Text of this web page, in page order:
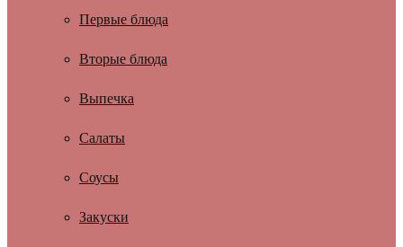
Первые блюда
Вторые блюда
Выпечка
Салаты
Соусы
Закуски